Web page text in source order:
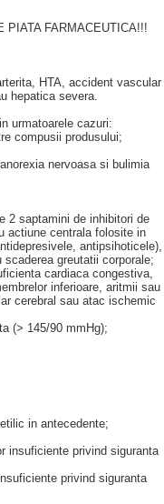
PIATA FARMACEUTICA!!!
HTA, accident vascular
hepatica severa.
urmatoarele cazuri:
compusii produsului;
nervoasa si bulimia
2 saptamini de inhibitori de
actiune centrala folosite in
antipsihoticele),
greutatii corporale;
cardiaca congestiva,
inferioare, aritmii sau
cerebral sau atac ischemic
(> 145/90 mmHg);
in antecedente;
insuficiente privind siguranta
privind siguranta